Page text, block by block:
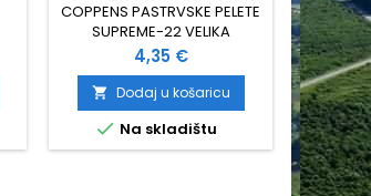
COPPENS PASTRVSKE PELETE
SUPREME-22 VELIKA
PROBAVLJIVOST
MAKSIMALNA ATRAKTIVNOST
TONUĆE 4,5 MM PAKIRANJE: 1
KG ZA PAKIRANJA OD PO 5
KG - POPUST 25% (3,26
EUR/KG)
Cijena
4,35 €
 Dodaj u košaricu
 Na skladištu

